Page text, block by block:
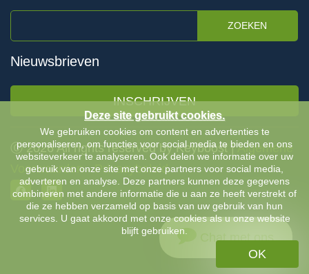
ZOEKEN
Nieuwsbrieven
INSCHRIJVEN
Ⓒ 2026 All rights reserved by Keyboost |Algemene
Voorwaarden-Privacybeleid
Chat met ons
Deze site gebruikt cookies.
We gebruiken cookies om content en advertenties te
personaliseren, om functies voor social media te bieden en ons
websiteverkeer te analyseren. Ook delen we informatie over uw
gebruik van onze site met onze partners voor social media,
adverteren en analyse. Deze partners kunnen deze gegevens
combineren met andere informatie die u aan ze heeft verstrekt of
die ze hebben verzameld op basis van uw gebruik van hun
services. U gaat akkoord met onze cookies als u onze website
blijft gebruiken.
OK